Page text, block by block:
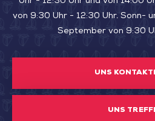
von 9:30 Uhr - 12:30 Uhr. Sonn-
September von 9:30
UNS
UNS